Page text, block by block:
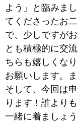
よう」と臨みま
てくださったお
で、少しですが
とも積極的に交
ちらも嬉しくな
お願いします。
そして、今回は
ります！誰より
一緒に着ましょう